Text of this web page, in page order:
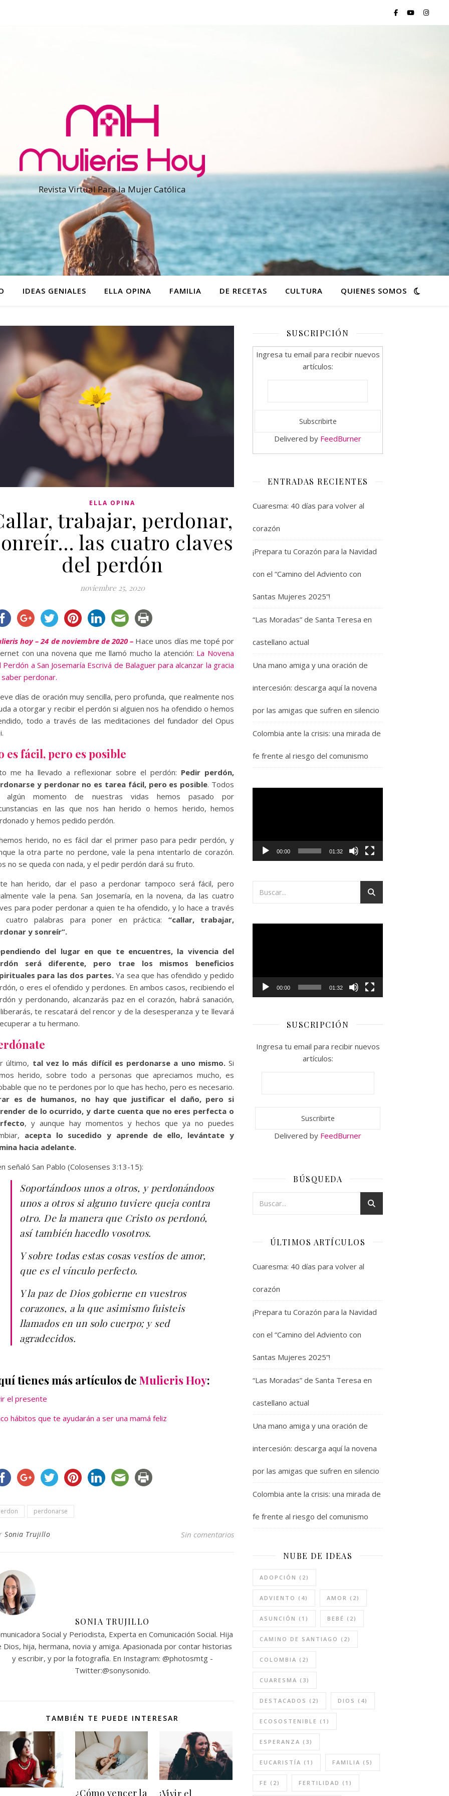
Revista Virtual Para la Mujer Católica
IDEAS GENIALES ELLA OPINA FAMILIA DE RECETAS CULTURA QUIENES SOMOS
ELLA OPINA
trabajar, perdonar,
las cuatro claves
del perdón
noviembre 25, 2020
hoy – 24 de noviembre de 2020 – Hace unos días me topé por
con una novena que me llamó mucho la atención: La Novena
Perdón a San Josemaría Escrivá de Balaguer para alcanzar la gracia
perdonar.
días de oración muy sencilla, pero profunda, que realmente nos
a otorgar y recibir el perdón si alguien nos ha ofendido o hemos
todo a través de las meditaciones del fundador del Opus
es fácil, pero es posible
me ha llevado a reflexionar sobre el perdón: Pedir perdón,
y perdonar no es tarea fácil, pero es posible. Todos
algún momento de nuestras vidas hemos pasado por
en las que nos han herido o hemos herido, hemos
y hemos pedido perdón.
herido, no es fácil dar el primer paso para pedir perdón, y
la otra parte no perdone, vale la pena intentarlo de corazón.
no se queda con nada, y el pedir perdón dará su fruto.
han herido, dar el paso a perdonar tampoco será fácil, pero
vale la pena. San Josemaría, en la novena, da las cuatro
para poder perdonar a quien te ha ofendido, y lo hace a través
cuatro palabras para poner en práctica: “callar, trabajar,
y sonreír”.
del lugar en que te encuentres, la vivencia del
será diferente, pero trae los mismos beneficios
para las dos partes.Ya sea que has ofendido y pedido
o eres el ofendido y perdones. En ambos casos, recibiendo el
y perdonando, alcanzarás paz en el corazón, habrá sanación,
te rescatará del rencor y de la desesperanza y te llevará
a tu hermano.
último, tal vez lo más difícil es perdonarse a uno mismo.Si
herido, sobre todo a personas que apreciamos mucho, es
que no te perdones por lo que has hecho, pero es necesario.
es de humanos, no hay que justificar el daño, pero si
de lo ocurrido, y darte cuenta que no eres perfecta o
, y aunque hay momentos y hechos que ya no puedes
acepta lo sucedido y aprende de ello, levántate y
hacia adelante.
señaló San Pablo (Colosenses 3:13-15):
Soportándoos unos a otros, y perdonándoos
unos a otros si alguno tuviere queja contra
otro. De la manera que Cristo os perdonó,
así también hacedlo vosotros.
Y sobre todas estas cosas vestíos de amor,
que es el vínculo perfecto.
Y la paz de Dios gobierne en vuestros
corazones, a la que asimismo fuisteis
llamados en un solo cuerpo; y sed
agradecidos.
tienes más artículos de Mulieris Hoy:
el presente
hábitos que te ayudarán a ser una mamá feliz
perdonarse
Sonia Trujillo Sin comentarios
SONIA TRUJILLO
Social y Periodista, Experta en Comunicación Social. Hija
Dios, hija, hermana, novia y amiga. Apasionada por contar historias
y escribir, y por la fotografía. En Instagram: @photosmtg -
Twitter:@sonysonido.
TAMBIÉN TE PUEDE INTERESAR
¿Cómo vencer la ¡Vivir el
SUSCRIPCIÓN
Ingresa tu email para recibir nuevos
artículos:
Delivered by FeedBurner
ENTRADAS RECIENTES
Cuaresma: 40 días para volver al
corazón
¡Prepara tu Corazón para la Navidad
con el “Camino del Adviento con
Santas Mujeres 2025”!
“Las Moradas” de Santa Teresa en
castellano actual
Una mano amiga y una oración de
intercesión: descarga aquí la novena
por las amigas que sufren en silencio
Colombia ante la crisis: una mirada de
fe frente al riesgo del comunismo
00:00 01:32
00:00 01:32
SUSCRIPCIÓN
Ingresa tu email para recibir nuevos
artículos:
Delivered by FeedBurner
BÚSQUEDA
ÚLTIMOS ARTÍCULOS
Cuaresma: 40 días para volver al
corazón
¡Prepara tu Corazón para la Navidad
con el “Camino del Adviento con
Santas Mujeres 2025”!
“Las Moradas” de Santa Teresa en
castellano actual
Una mano amiga y una oración de
intercesión: descarga aquí la novena
por las amigas que sufren en silencio
Colombia ante la crisis: una mirada de
fe frente al riesgo del comunismo
NUBE DE IDEAS
ADOPCIÓN (2)
ADVIENTO (4) AMOR (2)
ASUNCIÓN (1) BEBÉ (2)
CAMINO DE SANTIAGO (2)
COLOMBIA (2)
CUARESMA (3)
DESTACADOS (2) DIOS (4)
ECOSOSTENIBLE (1)
ESPERANZA (3)
EUCARISTÍA (1) FAMILIA (5)
FE (2) FERTILIDAD (1)